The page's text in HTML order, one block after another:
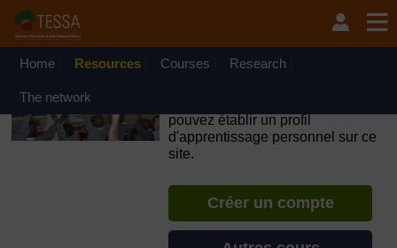
Passer au contenu principal
OpenLearn Create will be unavailable on Wednesday 12
August 2026 from 8am to 10.30am (GMT) due to routine
Home Resources Courses Research
The network
pouvez établir un profil
d'apprentissage personnel sur ce
site.
Créer un compte